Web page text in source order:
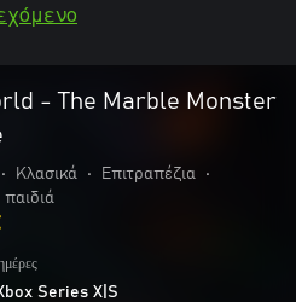
- The Marble Monster
• Κλασικά • Επιτραπέζια
•
παιδιά
Series X|S